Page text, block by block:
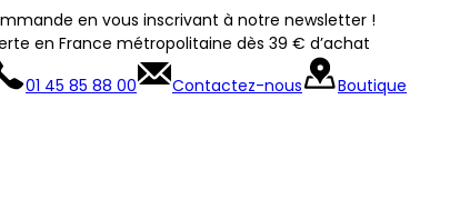
en vous inscrivant à notre newsletter !
en France métropolitaine dès 39 € d’achat
01 45 85 88 00 Contactez-nous Boutique